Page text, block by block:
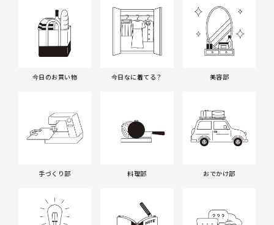
今日のお買い物 今日なに着てる？ 美容部
手づくり部 料理部 おでかけ部